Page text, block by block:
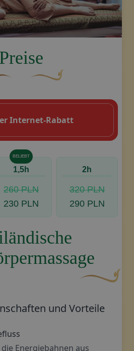
Preise
Internet-Rabatt
BELIEBT
1,5h
260 PLN
230 PLN
2h
320 PLN
290 PLN
und Vorteile
Energiebahnen aus